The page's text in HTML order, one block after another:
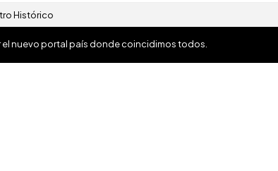
Histórico
el nuevo portal país donde coincidimos todos.